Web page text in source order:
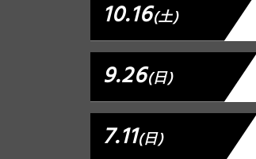
10.16(土)
9.26(日)
7.11(日)